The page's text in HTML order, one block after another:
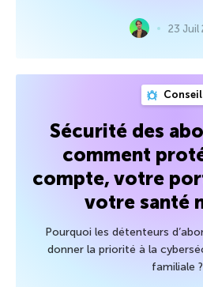
23 Juil
Sécurité des
comment
compte, votre
votre santé
Pourquoi les détenteurs
donner la priorité à la
familiale ?